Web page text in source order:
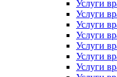
Услуги
Услуги
Услуги
Услуги
Услуги
Услуги
Услуги